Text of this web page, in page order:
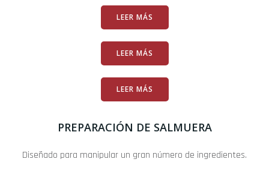
LEER MÁS
LEER MÁS
LEER MÁS
PREPARACIÓN DE SALMUERA
Diseñado para manipular un gran número de ingredientes.